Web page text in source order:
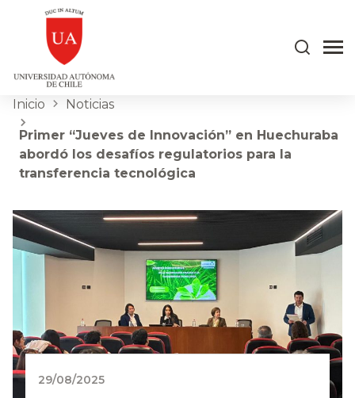
Inicio Noticias
Primer “Jueves de Innovación” en Huechuraba
abordó los desafíos regulatorios para la
transferencia tecnológica
29/08/2025